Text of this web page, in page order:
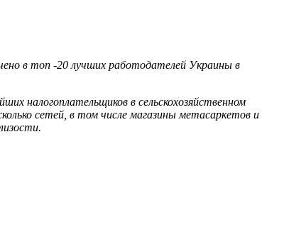
в топ -20 лучших работодателей Украины в
налогоплательщиков в сельскохозяйственном
сетей, в том числе магазины метасаркетов и